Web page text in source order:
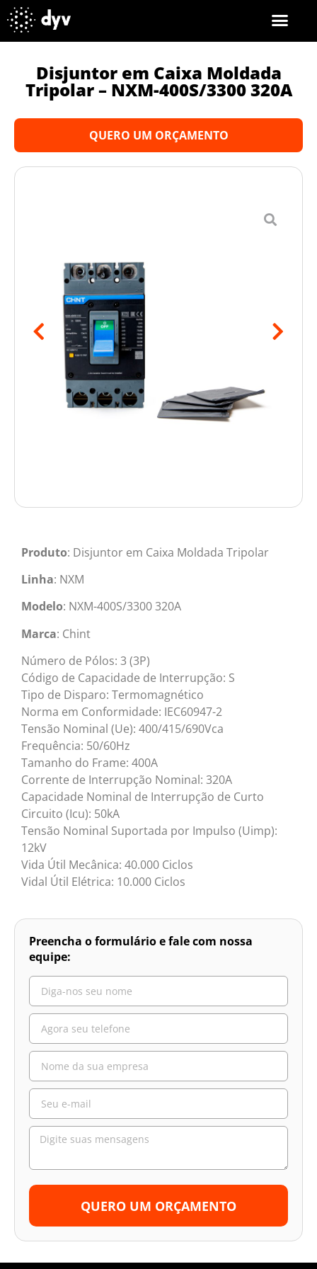
Disjuntor em Caixa Moldada
Tripolar – NXM-400S/3300 320A
QUERO UM ORÇAMENTO
Produto: Disjuntor em Caixa Moldada Tripolar
Linha: NXM
Modelo: NXM-400S/3300 320A
Marca: Chint
Número de Pólos: 3 (3P)
Código de Capacidade de Interrupção: S
Tipo de Disparo: Termomagnético
Norma em Conformidade: IEC60947-2
Tensão Nominal (Ue): 400/415/690Vca
Frequência: 50/60Hz
Tamanho do Frame: 400A
Corrente de Interrupção Nominal: 320A
Capacidade Nominal de Interrupção de Curto
Circuito (Icu): 50kA
Tensão Nominal Suportada por Impulso (Uimp):
12kV
Vida Útil Mecânica: 40.000 Ciclos
Vidal Útil Elétrica: 10.000 Ciclos
Preencha o formulário e fale com nossa
equipe:
QUERO UM ORÇAMENTO